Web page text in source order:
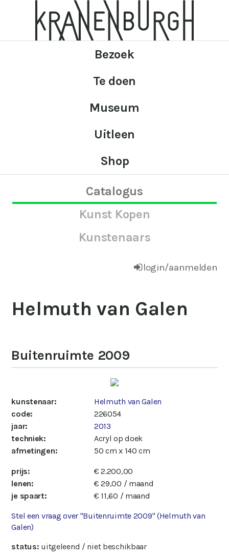
Bezoek
Te doen
Museum
Uitleen
Shop
Catalogus
Kunst Kopen
Kunstenaars
login/aanmelden
Helmuth van Galen
Buitenruimte 2009
kunstenaar:
Helmuth van Galen
code:
226054
jaar:
2013
techniek:
Acryl op doek
afmetingen:
50 cm x 140 cm
prijs:
€ 2.200,00
lenen:
€ 29,00 / maand
je spaart:
€ 11,60 / maand
Stel een vraag over "Buitenruimte 2009" (Helmuth van
Galen)
status: uitgeleend / niet beschikbaar